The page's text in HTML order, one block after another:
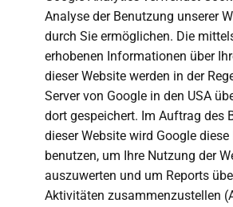
Analyse der Benutzung unserer
durch Sie ermöglichen. Die
erhobenen Informationen über
dieser Website werden in der
Server von Google in den USA
dort gespeichert. Im Auftrag des
dieser Website wird Google
benutzen, um Ihre Nutzung der
auszuwerten und um Reports
Aktivitäten zusammenzustellen